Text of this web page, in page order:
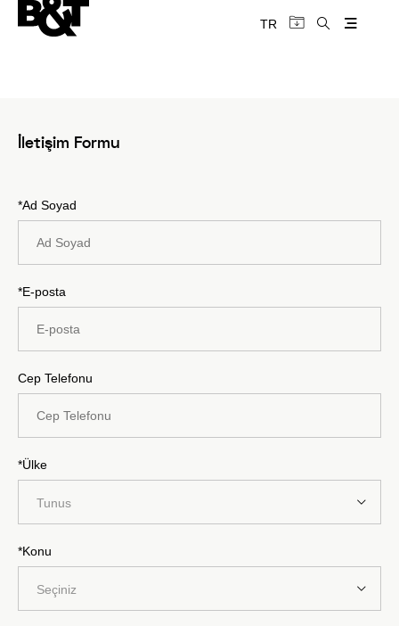
TR
İletişim Formu
*Ad Soyad
*E-posta
Cep Telefonu
*Ülke
Tunus
*Konu
Seçiniz